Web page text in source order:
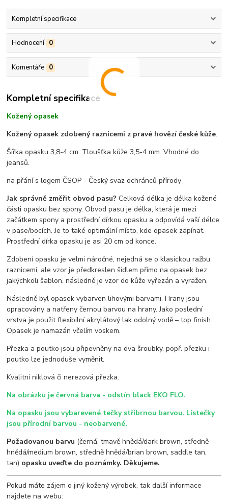
Kompletní specifikace
Hodnocení 0
Komentáře 0
Kompletní specifikace
Kožený opasek
Kožený opasek zdobený raznicemi z pravé hovězí české kůže.
Šířka opasku 3,8-4 cm. Tloušťka kůže 3,5-4 mm. Vhodné do
jeansů.
na přání s logem ČSOP - Český svaz ochránců přírody
Jak správně změřit obvod pasu?Celková délka je délka kožené
části opasku bez spony. Obvod pasu je délka, která je mezi
začátkem spony a prostřední dírkou opasku a odpovídá vaší délce
v pase/bocích. Je to také optimální místo, kde opasek zapínat.
Prostřední dírka opasku je asi 20 cm od konce.
Zdobení opasku je velmi náročné, nejedná se o klasickou ražbu
raznicemi, ale vzor je předkreslen šídlem přímo na opasek bez
jakýchkoli šablon, následně je vzor do kůže vyřezán a vyražen.
Následně byl opasek vybarven lihovými barvami. Hrany jsou
opracovány a natřeny černou barvou na hrany. Jako poslední
vrstva je použit flexibilní akrylátový lak odolný vodě – top finish.
Opasek je namazán včelím voskem.
Přezka a poutko jsou připevněny na dva šroubky, popř. přezku i
poutko lze jednoduše vyměnit.
Kvalitní niklová či nerezová přezka.
Na obrázku je červná barva - odstín black EKO FLO.
Na opasku jsou vybarevené tečky stříbrnou barvou. Lístečky
jsou přírodní barvou - neobarvené.
Požadovanou barvu (černá, tmavě hnědá/dark brown, středně
hnědá/medium brown, středně hnědá/brian brown, saddle tan,
tan) opasku uveďte do poznámky. Děkujeme.
Pokud máte zájem o jiný kožený výrobek, tak další informace
najdete na webu: